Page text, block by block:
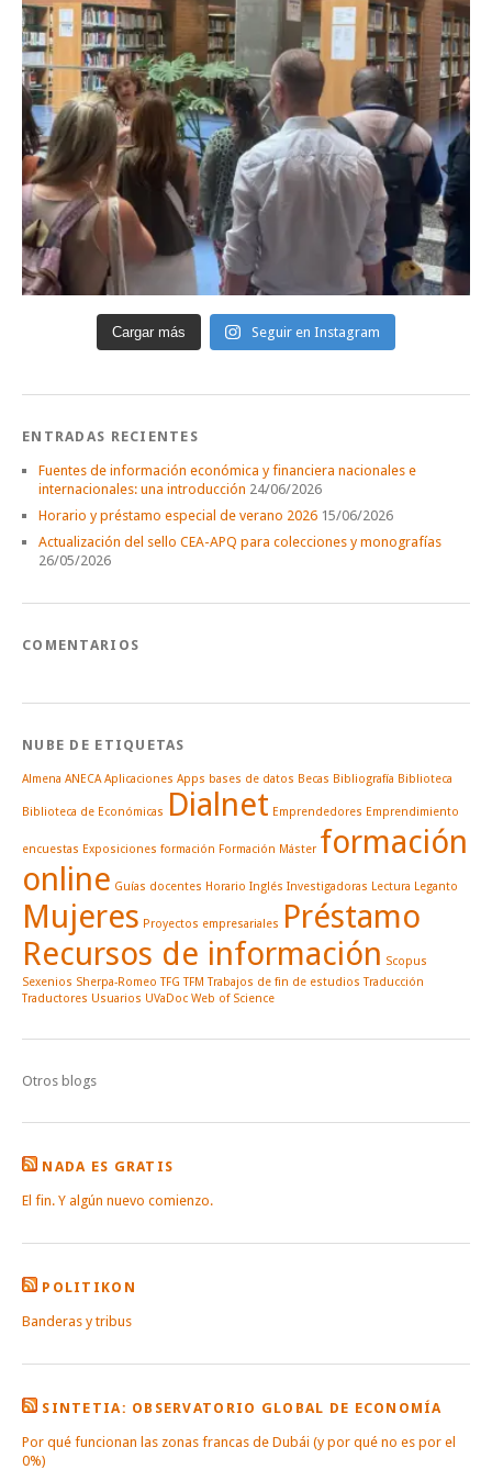
Cargar más Seguir en Instagram
ENTRADAS RECIENTES
Fuentes de información económica y financiera nacionales e
internacionales: una introducción 24/06/2026
Horario y préstamo especial de verano 2026 15/06/2026
Actualización del sello CEA-APQ para colecciones y monografías
26/05/2026
COMENTARIOS
NUBE DE ETIQUETAS
Almena ANECA Aplicaciones Apps bases de datos Becas Bibliografía Biblioteca
Biblioteca de Económicas Dialnet Emprendedores Emprendimiento
encuestas Exposiciones formación Formación Máster formación
online Guías docentes Horario Inglés Investigadoras Lectura Leganto
Mujeres Proyectos empresariales Préstamo
Recursos de información Scopus
Sexenios Sherpa-Romeo TFG TFM Trabajos de fin de estudios Traducción
Traductores Usuarios UVaDoc Web of Science
Otros blogs
NADA ES GRATIS
El fin. Y algún nuevo comienzo.
POLITIKON
Banderas y tribus
SINTETIA: OBSERVATORIO GLOBAL DE ECONOMÍA
Por qué funcionan las zonas francas de Dubái (y por qué no es por el
0%)